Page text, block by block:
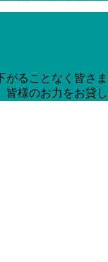
ることなく皆さ
様のお力をお貸し